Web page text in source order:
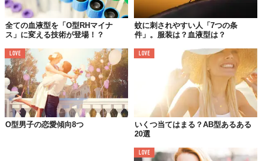
全ての血液型を「O型RHマイナ
ス」に変える技術が登場！？
蚊に刺されやすい人「7つの条
件」。服装は？血液型は？
LOVE
O型男子の恋愛傾向8つ
LOVE
いくつ当てはまる？AB型あるある
20選
LOVE